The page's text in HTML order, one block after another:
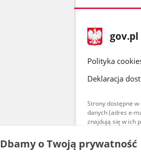
stopka
gov.pl Strona
gov.pl
gov.pl
Polityka
Deklaracja
Strony dostępne
danych (adres e-
znajdują się w ich
Dbamy o Twoją prywatność